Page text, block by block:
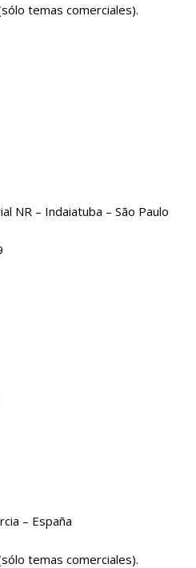
temas comerciales).
NR – Indaiatuba – São Paulo
– España
temas comerciales).